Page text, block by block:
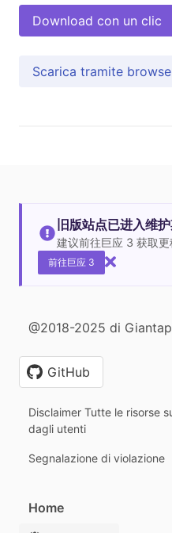
Download con un clic
Scarica tramite
旧版站点已进入维
建议前往巨应 3 获取更
前往巨应 3
@2018-2025 di
GitHub
Disclaimer Tutte le risorse
dagli utenti
Segnalazione di violazione
Home